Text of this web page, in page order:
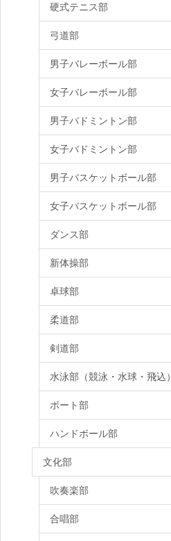
硬式テニス部
弓道部
男子バレーボール部
女子バレーボール部
男子バドミントン部
女子バドミントン部
男子バスケットボール部
女子バスケットボール部
ダンス部
新体操部
卓球部
柔道部
剣道部
水泳部（競泳・水球・飛込）
ボート部
ハンドボール部
文化部
吹奏楽部
合唱部